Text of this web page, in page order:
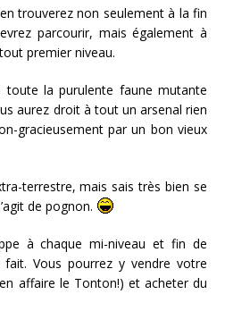
trouverez non seulement à la fin
parcourir, mais également à
premier niveau.
toute la purulente faune mutante
aurez droit à tout un arsenal rien
gracieusement par un bon vieux
terrestre, mais sais très bien se
de pognon.
à chaque mi-niveau et fin de
Vous pourrez y vendre votre
affaire le Tonton!) et acheter du